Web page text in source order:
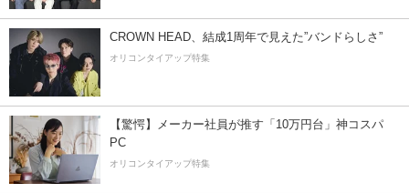
CROWN HEAD、結成1周年で見えた”バンドらしさ”
オリコンタイアップ特集
【驚愕】メーカー社員が推す「10万円台」神コスパ
PC
オリコンタイアップ特集